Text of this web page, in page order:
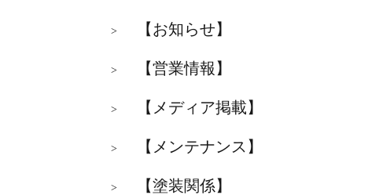
> 【お知らせ】
> 【営業情報】
> 【メディア掲載】
> 【メンテナンス】
> 【塗装関係】